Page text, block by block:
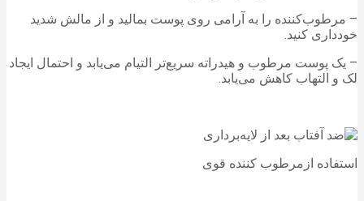
– مرطوب‌کننده را به آرامی روی پوست بمالید و از مالش شدید
خودداری کنید.
– یک پوست مرطوب و هیدراته سریع‌تر التیام می‌یابد و احتمال ایجاد
لک و التهاب کاهش می‌یابد.
استفاده ازمرطوب کننده قوی